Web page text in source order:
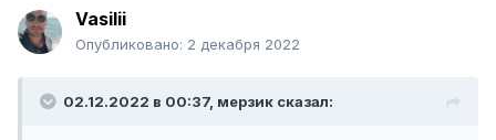
Vasilii
Опубликовано: 2 декабря 2022
02.12.2022 в 00:37, мерзик сказал: